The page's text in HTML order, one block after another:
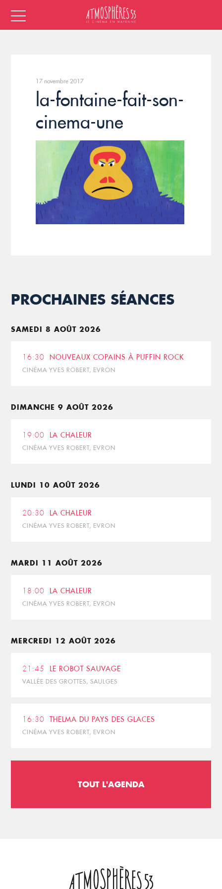
17 novembre 2017
la-fontaine-fait-son-
cinema-une
PROCHAINES SÉANCES
SAMEDI 8 AOÛT 2026
16:30 NOUVEAUX COPAINS À PUFFIN ROCK
CINÉMA YVES ROBERT, EVRON
DIMANCHE 9 AOÛT 2026
19:00 LA CHALEUR
CINÉMA YVES ROBERT, EVRON
LUNDI 10 AOÛT 2026
20:30 LA CHALEUR
CINÉMA YVES ROBERT, EVRON
MARDI 11 AOÛT 2026
18:00 LA CHALEUR
CINÉMA YVES ROBERT, EVRON
MERCREDI 12 AOÛT 2026
21:45 LE ROBOT SAUVAGE
VALLÉE DES GROTTES, SAULGES
16:30 THELMA DU PAYS DES GLACES
CINÉMA YVES ROBERT, EVRON
TOUT L'AGENDA